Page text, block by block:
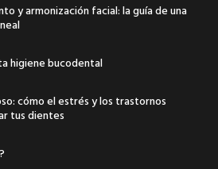
y armonización facial: la guía de una
higiene bucodental
cómo el estrés y los trastornos
tus dientes